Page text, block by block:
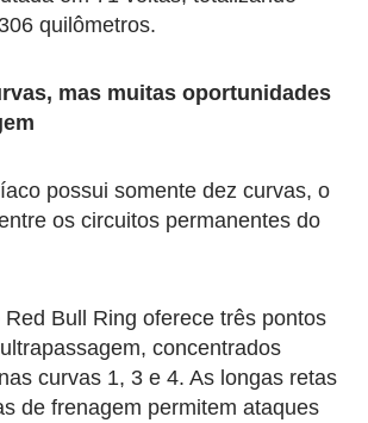
quilômetros.
mas muitas oportunidades
possui somente dez curvas, o
os circuitos permanentes do
Bull Ring oferece três pontos
concentrados
curvas 1, 3 e 4. As longas retas
de frenagem permitem ataques